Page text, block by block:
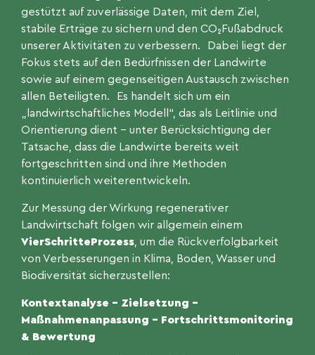
gestützt auf zuverlässige Daten, mit dem Ziel,
stabile Erträge zu sichern und den CO₂Fußabdruck
unserer Aktivitäten zu verbessern. Dabei liegt der
Fokus stets auf den Bedürfnissen der Landwirte
sowie auf einem gegenseitigen Austausch zwischen
allen Beteiligten. Es handelt sich um ein
„landwirtschaftliches Modell“, das als Leitlinie und
Orientierung dient – unter Berücksichtigung der
Tatsache, dass die Landwirte bereits weit
fortgeschritten sind und ihre Methoden
kontinuierlich weiterentwickeln.
Zur Messung der Wirkung regenerativer
Landwirtschaft folgen wir allgemein einem
VierSchritteProzess, um die Rückverfolgbarkeit
von Verbesserungen in Klima, Boden, Wasser und
Biodiversität sicherzustellen:
Kontextanalyse – Zielsetzung –
Maßnahmenanpassung – Fortschrittsmonitoring
& Bewertung